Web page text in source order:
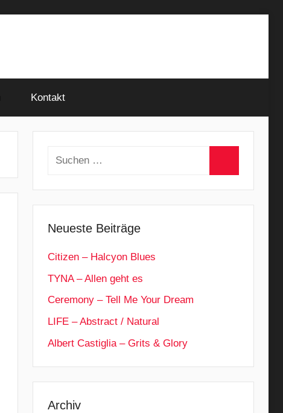
Kontakt
Suchen
Neueste Beiträge
Citizen – Halcyon Blues
TYNA – Allen geht es
Ceremony – Tell Me Your Dream
LIFE – Abstract / Natural
Albert Castiglia – Grits & Glory
Archiv